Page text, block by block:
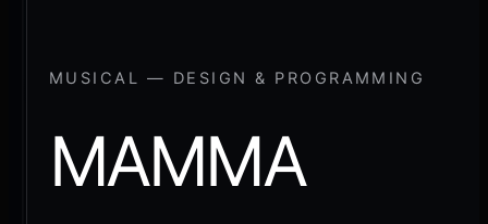
MUSICAL — DESIGN & PROGRAMMING
MAMMA